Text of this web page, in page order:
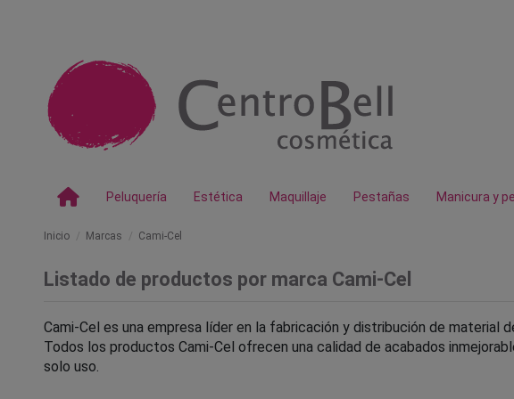
Peluquería Estética Maquillaje Pestañas Manicura y
Inicio Marcas Cami-Cel
Listado de productos por marca Cami-Cel
Cami-Cel es una empresa líder en la fabricación y distribución de
Todos los productos Cami-Cel ofrecen una calidad de acabados
solo uso.